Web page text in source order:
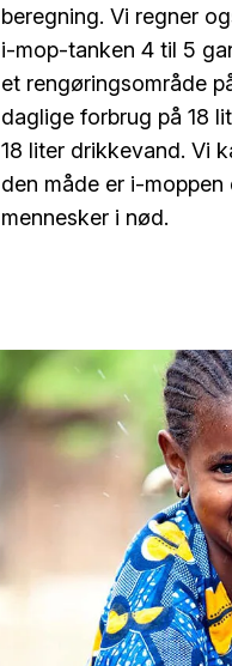
beregning. Vi regner
i-mop-tanken 4 til 5
et rengøringsområde
daglige forbrug på 18
18 liter drikkevand. Vi
den måde er i-
mennesker i nød.